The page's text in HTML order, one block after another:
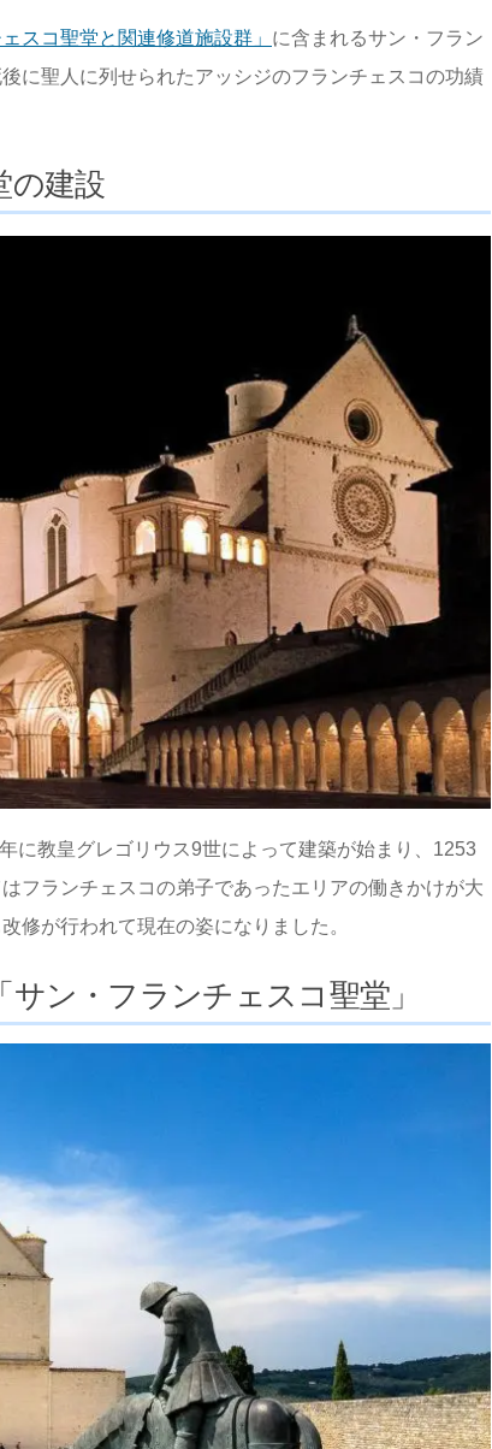
スコ聖堂と関連修道施設群」 に含まれるサン・フラン
に聖人に列せられたアッシジのフランチェスコの功績
の建設
に教皇グレゴリウス9世によって建築が始まり、1253
フランチェスコの弟子であったエリアの働きかけが大
修が行われて現在の姿になりました。
ン・フランチェスコ聖堂」